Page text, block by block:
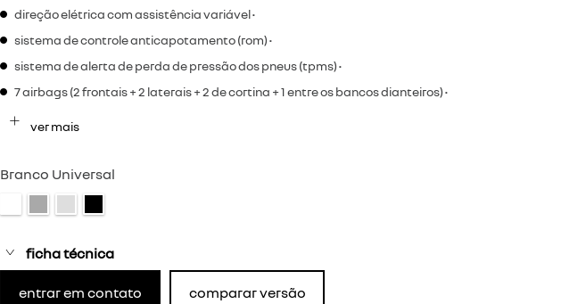
direção elétrica com assistência variável •
sistema de controle anticapotamento (rom) •
sistema de alerta de perda de pressão dos pneus (tpms) •
7 airbags (2 frontais + 2 laterais + 2 de cortina + 1 entre os bancos dianteiros) •
ver mais
Branco Universal
ficha técnica
entrar em contato comparar versão